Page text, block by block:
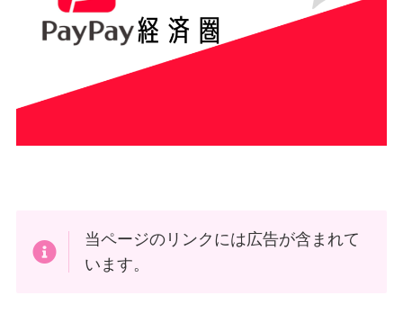
当ページのリンクには広告が含まれて
います。